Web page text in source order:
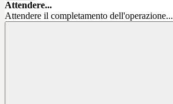
Attendere...
Attendere il completamento dell'operazione...